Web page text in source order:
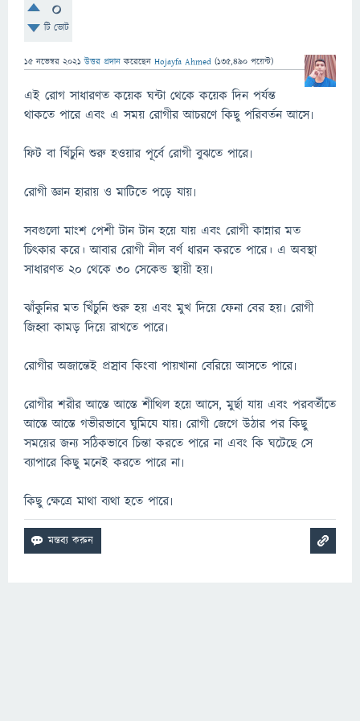
0
টি ভোট
15 নভেম্বর 2021 উত্তর প্রদান করেছেন Hojayfa Ahmed (135,490 পয়েন্ট)
এই রোগ সাধারণত কয়েক ঘন্টা থেকে কয়েক দিন পর্যন্ত
থাকতে পারে এবং এ সময় রোগীর আচরণে কিছু পরিবর্তন আসে৷
ফিট বা খিঁচুনি শুরু হওয়ার পূর্বে রোগী বুঝতে পারে৷
রোগী জ্ঞান হারায় ও মাটিতে পড়ে যায়৷
সবগুলো মাংশ পেশী টান টান হয়ে যায় এবং রোগী কান্নার মত
চিৎকার করে। আবার রোগী নীল বর্ণ ধারন করতে পারে। এ অবস্থা
সাধারণত ২০ থেকে ৩০ সেকেন্ড স্থায়ী হয়৷
ঝাঁকুনির মত খিঁচুনি শুরু হয় এবং মুখ দিয়ে ফেনা বের হয়৷ রোগী
জিহ্বা কামড় দিয়ে রাখতে পারে৷
রোগীর অজান্তেই প্রস্রাব কিংবা পায়খানা বেরিয়ে আসতে পারে৷
রোগীর শরীর আস্তে আস্তে শীথিল হয়ে আসে, মুর্ছা যায় এবং পরবর্তীতে
আস্তে আস্তে গভীরভাবে ঘুমিযে যায়৷ রোগী জেগে উঠার পর কিছু
সময়ের জন্য সঠিকভাবে চিন্তা করতে পারে না এবং কি ঘটেছে সে
ব্যাপারে কিছু মনেই করতে পারে না৷
কিছু ক্ষেত্রে মাথা ব্যথা হতে পারে৷